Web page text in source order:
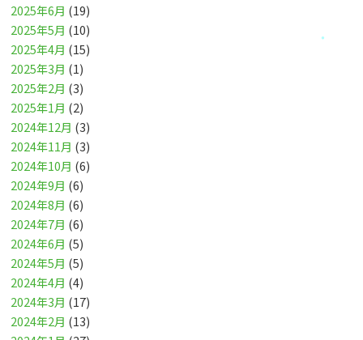
2025年6月 (19)
2025年5月 (10)
2025年4月 (15)
2025年3月 (1)
2025年2月 (3)
2025年1月 (2)
2024年12月 (3)
2024年11月 (3)
2024年10月 (6)
2024年9月 (6)
2024年8月 (6)
2024年7月 (6)
2024年6月 (5)
2024年5月 (5)
2024年4月 (4)
2024年3月 (17)
2024年2月 (13)